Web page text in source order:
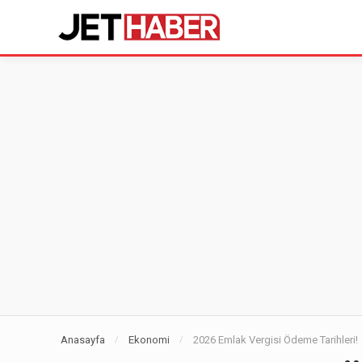
Anasayfa / Ekonomi / 2026 Emlak Vergisi Ödeme Tarihleri!